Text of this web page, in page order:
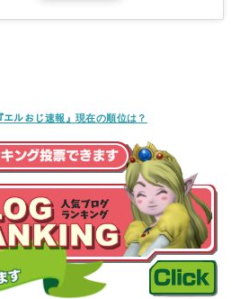
ルおじ速報』現在の順位は？